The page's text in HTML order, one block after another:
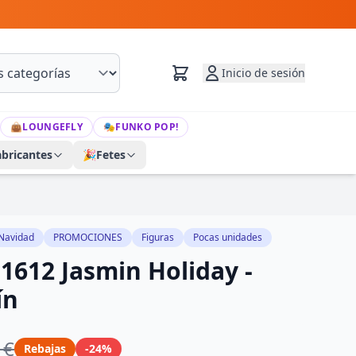
Inicio de sesión
👜LOUNGEFLY 🎭FUNKO POP!
🎉Fetes
PROMOCIONES Figuras Pocas unidades
Jasmin Holiday -
Rebajas -24%